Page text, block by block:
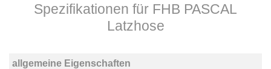
Spezifikationen für FHB PASCAL
Latzhose
allgemeine Eigenschaften